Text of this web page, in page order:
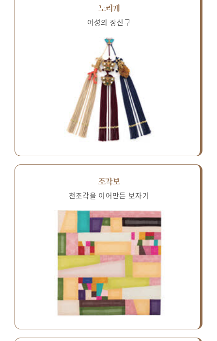
노리개
여성의 장신구
조각보
천조각을 이어만든 보자기